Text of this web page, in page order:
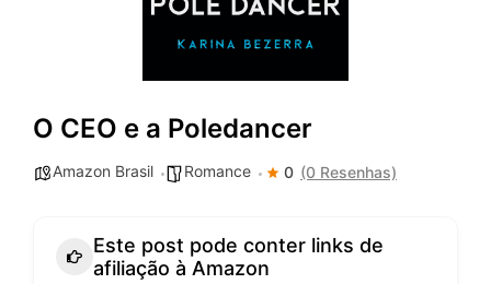
O CEO e a Poledancer
Amazon Brasil Romance 0 (0 Resenhas)
Este post pode conter links de
afiliação à Amazon